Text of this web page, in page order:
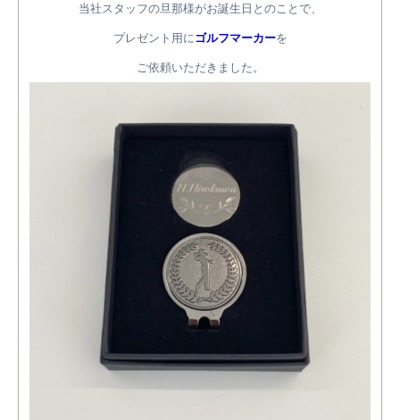
当社スタッフの旦那様がお誕生日とのことで、
プレゼント用にゴルフマーカーを
ご依頼いただきました。